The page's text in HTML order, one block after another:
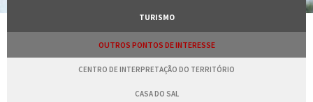
TURISMO
OUTROS PONTOS DE INTERESSE
CENTRO DE INTERPRETAÇÃO DO TERRITÓRIO
CASA DO SAL